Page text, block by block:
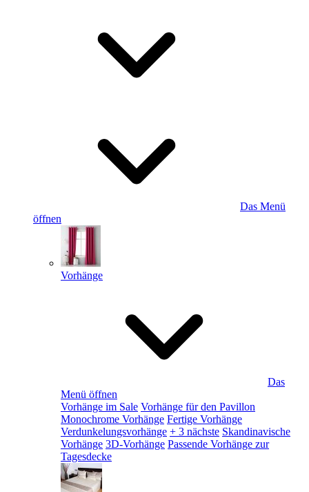
Das Menü
öffnen
Vorhänge
Das
Menü öffnen
Vorhänge im Sale Vorhänge für den Pavillon
Monochrome Vorhänge Fertige Vorhänge
Verdunkelungsvorhänge + 3 nächste Skandinavische
Vorhänge 3D-Vorhänge Passende Vorhänge zur
Tagesdecke